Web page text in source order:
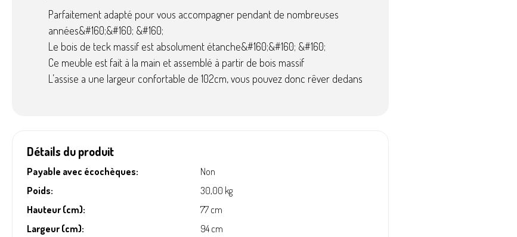
Parfaitement adapté pour vous accompagner pendant de nombreuses
années&#160;&#160; &#160;
Le bois de teck massif est absolument étanche&#160;&#160; &#160;
Ce meuble est fait à la main et assemblé à partir de bois massif
L’assise a une largeur confortable de 102cm, vous pouvez donc rêver dedans
Détails du produit
Payable avec écochèques:
Non
Poids:
30,00 kg
Hauteur (cm):
77 cm
Largeur (cm):
94 cm